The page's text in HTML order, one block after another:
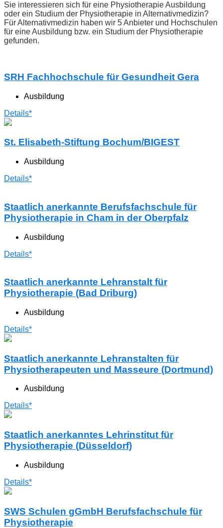
Sie interessieren sich für eine Physiotherapie Ausbildung
oder ein Studium der Physiotherapie in Alternativmedizin?
Für Alternativmedizin haben wir 5 Anbieter und Hochschulen
für eine Ausbildung bzw. ein Studium der Physiotherapie
gefunden.
SRH Fachhochschule für Gesundheit Gera
Ausbildung
Details*
St. Elisabeth-Stiftung Bochum/BIGEST
Ausbildung
Details*
Staatlich anerkannte Berufsfachschule für
Physiotherapie in Cham in der Oberpfalz
Ausbildung
Details*
Staatlich anerkannte Lehranstalt für
Physiotherapie (Bad Driburg)
Ausbildung
Details*
Staatlich anerkannte Lehranstalten für
Physiotherapeuten und Masseure (Dortmund)
Ausbildung
Details*
Staatlich anerkanntes Lehrinstitut für
Physiotherapie (Düsseldorf)
Ausbildung
Details*
SWS Schulen gGmbH Berufsfachschule für
Physiotherapie